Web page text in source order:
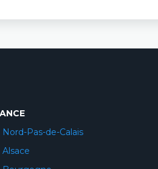
Nord-Pas-de-Calais
Alsace